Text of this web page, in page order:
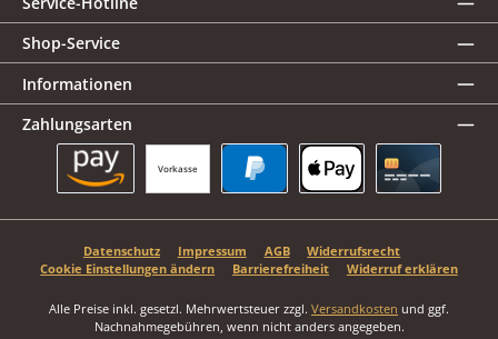
Shop-Service
Informationen
Zahlungsarten
Vorkasse
Datenschutz Impressum AGB
Widerrufsrecht
Cookie Einstellungen ändern
Barrierefreiheit Widerruf erklären
Alle Preise inkl. gesetzl. Mehrwertsteuer zzgl. Versandkosten und ggf.
Nachnahmegebühren, wenn nicht anders angegeben.